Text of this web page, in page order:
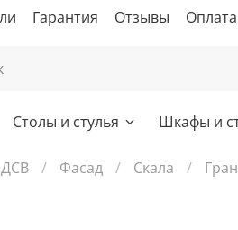
Гарантия Отзывы Оплата
Столы и стулья Шкафы и
ДСВ Фасад Скала